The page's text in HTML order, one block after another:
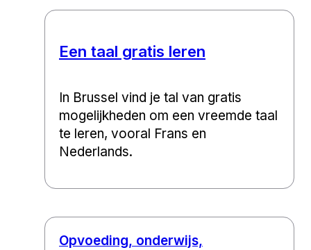
Een taal gratis leren
In Brussel vind je tal van gratis
mogelijkheden om een vreemde taal
te leren, vooral Frans en
Nederlands.
Opvoeding, onderwijs,